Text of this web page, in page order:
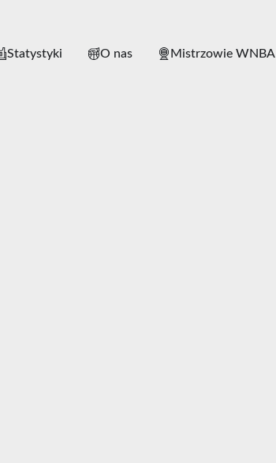
Statystyki O nas Mistrzowie WNBA